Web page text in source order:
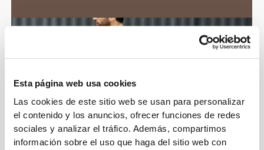
Esta página web usa cookies
Las cookies de este sitio web se usan para personalizar
el contenido y los anuncios, ofrecer funciones de redes
sociales y analizar el tráfico. Además, compartimos
información sobre el uso que haga del sitio web con